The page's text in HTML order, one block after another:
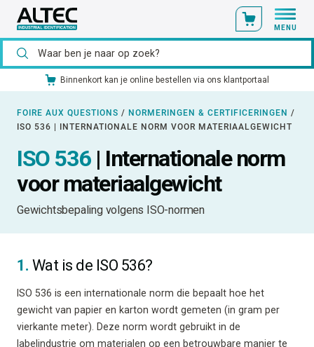
MENU
Binnenkort kan je online bestellen via ons klantportaal
FOIRE AUX QUESTIONS / NORMERINGEN & CERTIFICERINGEN /
ISO 536 | INTERNATIONALE NORM VOOR MATERIAALGEWICHT
ISO 536| Internationale norm
voor materiaalgewicht
Gewichtsbepaling volgens ISO-normen
1. Wat is de ISO 536?
ISO 536 is een internationale norm die bepaalt hoe het
gewicht van papier en karton wordt gemeten (in gram per
vierkante meter). Deze norm wordt gebruikt in de
labelindustrie om materialen op een betrouwbare manier te